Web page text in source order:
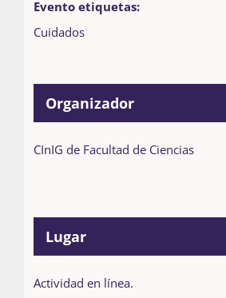
Evento etiquetas:
Cuidados
Organizador
CInIG de Facultad de Ciencias
Lugar
Actividad en línea.